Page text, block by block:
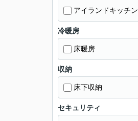
アイランドキッチン
冷暖房
床暖房
収納
床下収納
セキュリティ